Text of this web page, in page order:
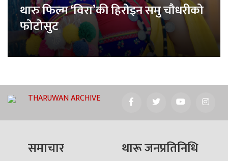
थारु फिल्म ‘विरा’की हिरोइन समु चौधरीको
फोटोसुट
THARUWAN ARCHIVE
समाचार थारू जनप्रतिनिधि